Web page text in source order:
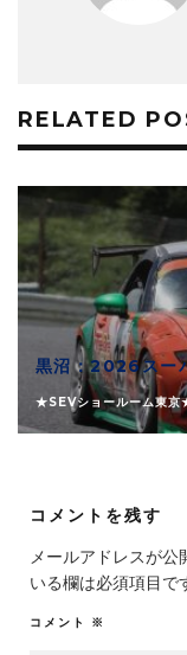
RELATED
黒沼：2026スー
★SEVショールーム東
コメントを残す
メールアドレスが公
いる欄は必須項目で
コメント ※